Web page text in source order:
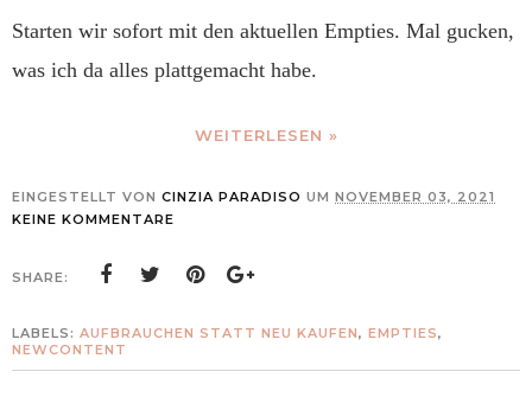
Starten wir sofort mit den aktuellen Empties. Mal gucken,
was ich da alles plattgemacht habe.
WEITERLESEN »
EINGESTELLT VON CINZIA PARADISO UM NOVEMBER 03, 2021
KEINE KOMMENTARE
SHARE:
LABELS: AUFBRAUCHEN STATT NEU KAUFEN, EMPTIES,
NEWCONTENT